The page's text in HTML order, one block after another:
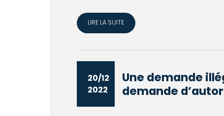
LIRE LA SUITE
20/12
2022
Une demande
demande